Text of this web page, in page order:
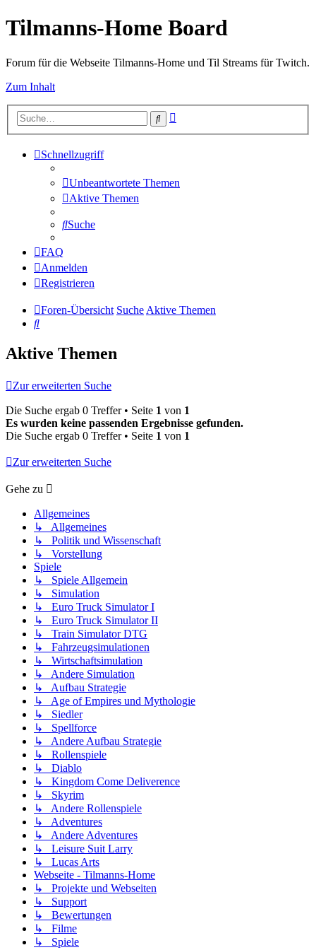
Tilmanns-Home Board
Forum für die Webseite Tilmanns-Home und Til Streams für Twitch.
Zum Inhalt
Suche
Schnellzugriff
Unbeantwortete Themen
Aktive Themen
Suche
FAQ
Anmelden
Registrieren
Foren-Übersicht SucheAktive Themen
Suche
Aktive Themen
Zur erweiterten Suche
Die Suche ergab 0 Treffer • Seite 1 von 1
Es wurden keine passenden Ergebnisse gefunden.
Die Suche ergab 0 Treffer • Seite 1 von 1
Zur erweiterten Suche
Gehe zu
Allgemeines
↳ Allgemeines
↳ Politik und Wissenschaft
↳ Vorstellung
Spiele
↳ Spiele Allgemein
↳ Simulation
↳ Euro Truck Simulator I
↳ Euro Truck Simulator II
↳ Train Simulator DTG
↳ Fahrzeugsimulationen
↳ Wirtschaftsimulation
↳ Andere Simulation
↳ Aufbau Strategie
↳ Age of Empires und Mythologie
↳ Siedler
↳ Spellforce
↳ Andere Aufbau Strategie
↳ Rollenspiele
↳ Diablo
↳ Kingdom Come Deliverence
↳ Skyrim
↳ Andere Rollenspiele
↳ Adventures
↳ Andere Adventures
↳ Leisure Suit Larry
↳ Lucas Arts
Webseite - Tilmanns-Home
↳ Projekte und Webseiten
↳ Support
↳ Bewertungen
↳ Filme
↳ Spiele